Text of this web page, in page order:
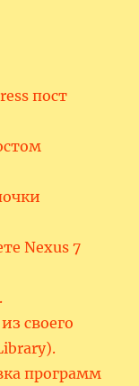
пост
Nexus 7
своего
программ